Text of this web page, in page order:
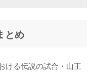
とめ
ける伝説の試合・山王